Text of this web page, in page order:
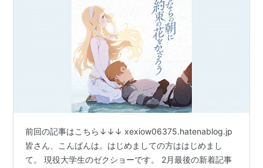
前回の記事はこちら↓↓↓ xexiow06375.hatenablog.jp
皆さん、こんばんは。はじめましての方ははじめまし
て。 現役大学生のゼクショーです。 2月最後の新着記事